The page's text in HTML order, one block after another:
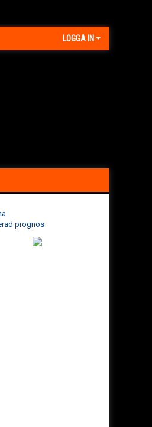
LOGGA IN
prognos